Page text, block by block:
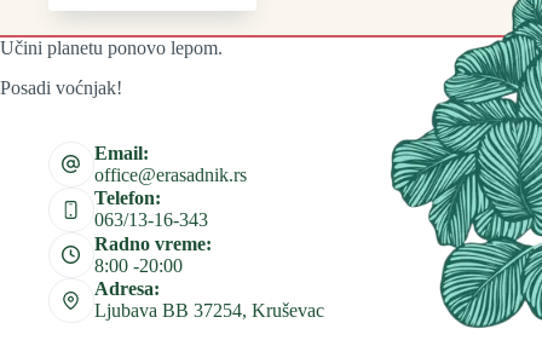
Učini planetu ponovo lepom.
Posadi voćnjak!
Email:
office@erasadnik.rs
Telefon:
063/13-16-343
Radno vreme:
8:00 -20:00
Adresa:
Ljubava BB 37254, Kruševac